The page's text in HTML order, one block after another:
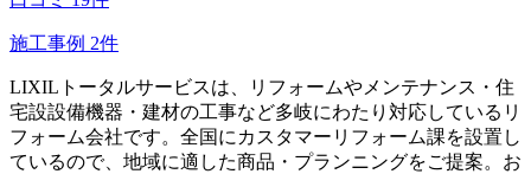
施工事例 2件
LIXILトータルサービスは、リフォームやメンテナンス・住
宅設設備機器・建材の工事など多岐にわたり対応しているリ
フォーム会社です。全国にカスタマーリフォーム課を設置し
ているので、地域に適した商品・プランニングをご提案。お